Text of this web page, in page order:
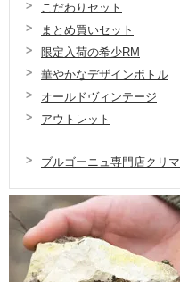
こだわりセット
まとめ買いセット
限定入荷の希少RM
華やかなデザインボトル
オールドヴィンテージ
アウトレット
ブルゴーニュ専門店クリマ